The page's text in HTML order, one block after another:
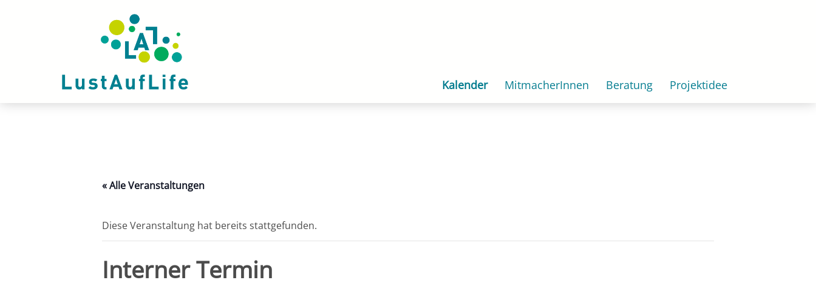
Kalender MitmacherInnen Beratung Projektidee
« Alle Veranstaltungen
Diese Veranstaltung hat bereits stattgefunden.
Interner Termin